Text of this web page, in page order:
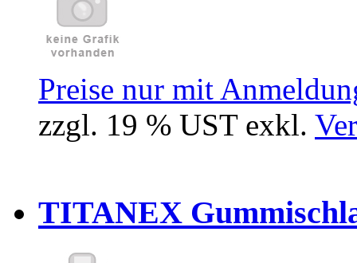
Preise nur mit
zzgl. 19 % UST exkl.
TITANEX